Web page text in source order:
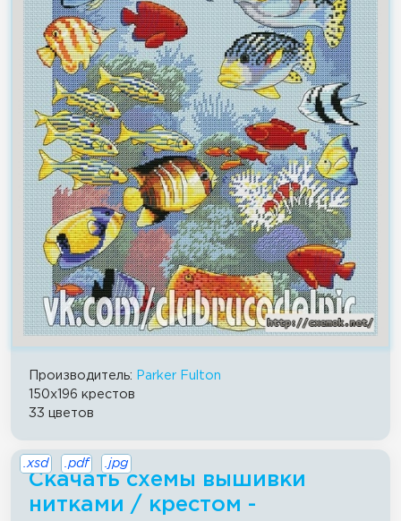
Производитель:
Parker Fulton
150x196 крестов
33 цветов
Скачать схемы вышивки
нитками / крестом -
.xsd .pdf .jpg